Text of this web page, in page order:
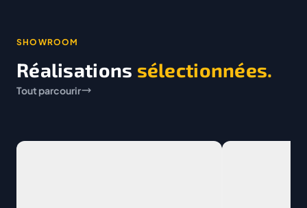
SHOWROOM
Réalisations sélectionnées.
Tout parcourir